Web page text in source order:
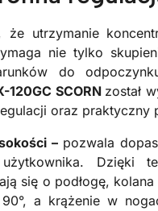
że utrzymanie
nie tylko
do
SCORN został
oraz praktyczny
–pozwala
Dzięki
się o podłogę,
a krążenie w